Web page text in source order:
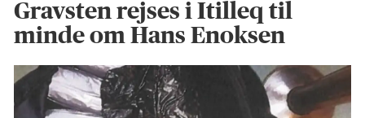
Gravsten rejses i Itilleq til
minde om Hans Enoksen